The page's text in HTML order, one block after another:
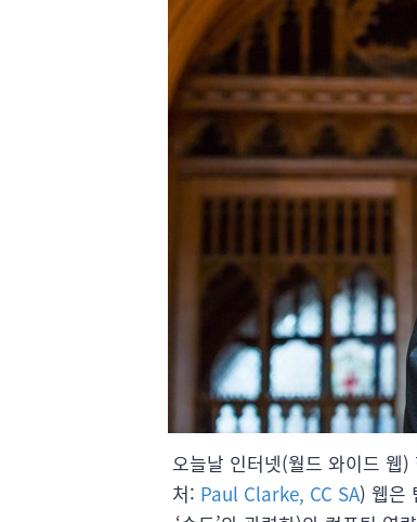
오늘날 인터넷(월드 와이드 웹
처: Paul Clarke, CC SA) 웹은